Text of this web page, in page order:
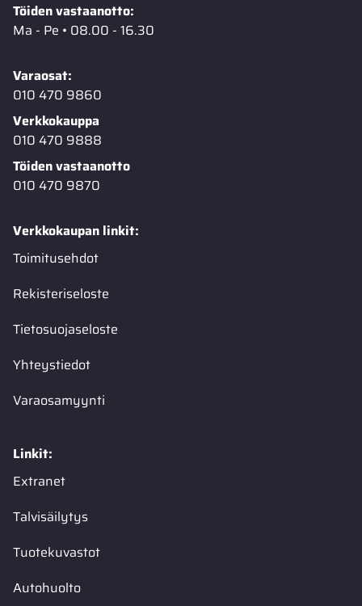
Töiden vastaanotto:
Ma - Pe • 08.00 - 16.30
Varaosat:
010 470 9860
Verkkokauppa
010 470 9888
Töiden vastaanotto
010 470 9870
Verkkokaupan linkit:
Toimitusehdot
Rekisteriseloste
Tietosuojaseloste
Yhteystiedot
Varaosamyynti
Linkit:
Extranet
Talvisäilytys
Tuotekuvastot
Autohuolto